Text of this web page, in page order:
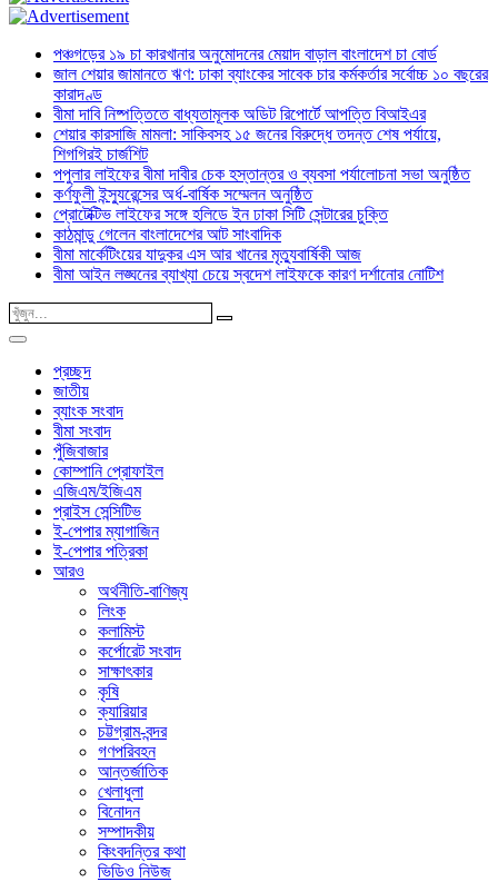
পঞ্চগড়ের ১৯ চা কারখানার অনুমোদনের মেয়াদ বাড়াল বাংলাদেশ চা বোর্ড
জাল শেয়ার জামানতে ঋণ: ঢাকা ব্যাংকের সাবেক চার কর্মকর্তার সর্বোচ্চ ১০ বছরের
কারাদণ্ড
বীমা দাবি নিষ্পত্তিতে বাধ্যতামূলক অডিট রিপোর্টে আপত্তি বিআইএর
শেয়ার কারসাজি মামলা: সাকিবসহ ১৫ জনের বিরুদ্ধে তদন্ত শেষ পর্যায়ে,
শিগগিরই চার্জশিট
পপুলার লাইফের বীমা দাবীর চেক হস্তান্তর ও ব্যবসা পর্যালোচনা সভা অনুষ্ঠিত
কর্ণফুলী ইন্স্যুরেন্সের অর্ধ-বার্ষিক সম্মেলন অনুষ্ঠিত
প্রোটেক্টিভ লাইফের সঙ্গে হলিডে ইন ঢাকা সিটি সেন্টারের চুক্তি
কাঠমান্ডু গেলেন বাংলাদেশের আট সাংবাদিক
বীমা মার্কেটিংয়ের যাদুকর এস আর খানের মৃত্যুবার্ষিকী আজ
বীমা আইন লঙ্ঘনের ব্যাখ্যা চেয়ে স্বদেশ লাইফকে কারণ দর্শানোর নোটিশ
প্রচ্ছদ
জাতীয়
ব্যাংক সংবাদ
বীমা সংবাদ
পুঁজিবাজার
কোম্পানি প্রোফাইল
এজিএম/ইজিএম
প্রাইস সেন্সিটিভ
ই-পেপার ম্যাগাজিন
ই-পেপার পত্রিকা
আরও
অর্থনীতি-বাণিজ্য
লিংক
কলামিস্ট
কর্পোরেট সংবাদ
সাক্ষাৎকার
কৃষি
ক্যারিয়ার
চট্টগ্রাম-বন্দর
গণপরিবহন
আন্তর্জাতিক
খেলাধুলা
বিনোদন
সম্পাদকীয়
কিংবদন্তির কথা
ভিডিও নিউজ